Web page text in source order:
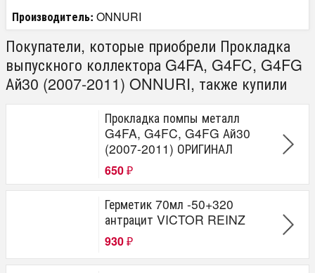
Производитель: ONNURI
Покупатели, которые приобрели Прокладка
выпускного коллектора G4FA, G4FC, G4FG
Ай30 (2007-2011) ONNURI, также купили
Прокладка помпы металл
G4FA, G4FC, G4FG Ай30
(2007-2011) ОРИГИНАЛ
650 ₽
Герметик 70мл -50+320
антрацит VICTOR REINZ
930 ₽